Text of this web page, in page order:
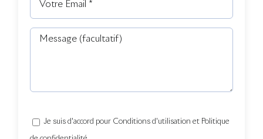
Je suis d'accord pour Conditions d'utilisation et Politique